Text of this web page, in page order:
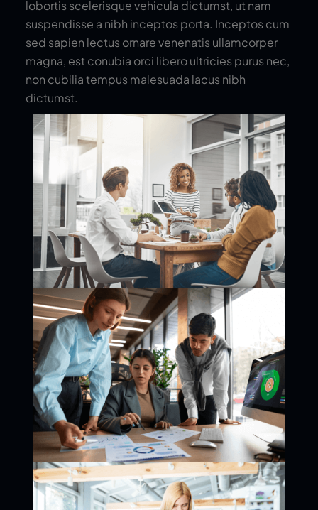
lobortis scelerisque vehicula dictumst, ut nam
suspendisse a nibh inceptos porta. Inceptos cum
sed sapien lectus ornare venenatis ullamcorper
magna, est conubia orci libero ultricies purus nec,
non cubilia tempus malesuada lacus nibh
dictumst.